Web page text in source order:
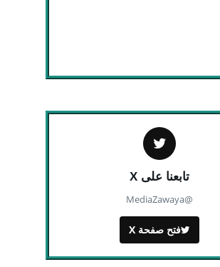
تابعنا على X
@MediaZawaya
فتح صفحة X